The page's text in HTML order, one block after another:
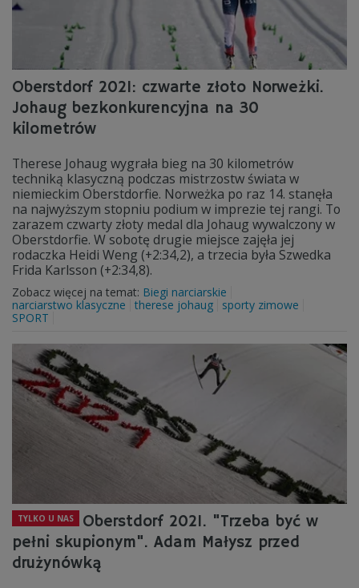
Oberstdorf 2021: czwarte złoto Norweżki.
Johaug bezkonkurencyjna na 30
kilometrów
Therese Johaug wygrała bieg na 30 kilometrów
techniką klasyczną podczas mistrzostw świata w
niemieckim Oberstdorfie. Norweżka po raz 14. stanęła
na najwyższym stopniu podium w imprezie tej rangi. To
zarazem czwarty złoty medal dla Johaug wywalczony w
Oberstdorfie. W sobotę drugie miejsce zajęła jej
rodaczka Heidi Weng (+2:34,2), a trzecia była Szwedka
Frida Karlsson (+2:34,8).
Zobacz więcej na temat: Biegi narciarskie
narciarstwo klasyczne
therese johaug
sporty zimowe
SPORT
TYLKO U NAS
Oberstdorf 2021. "Trzeba być w
pełni skupionym". Adam Małysz przed
drużynówką